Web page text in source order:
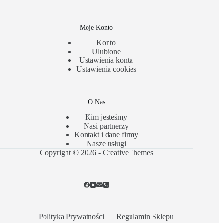
Moje Konto
Konto
Ulubione
Ustawienia konta
Ustawienia cookies
O Nas
Kim jesteśmy
Nasi partnerzy
Kontakt i dane firmy
Nasze usługi
Copyright © 2026 -CreativeThemes
Polityka Prywatności
Regulamin Sklepu